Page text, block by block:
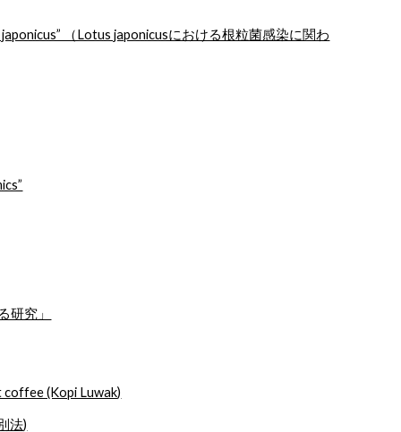
（Lotus japonicusにおける根粒菌感染に関わ
研究」
(Kopi Luwak)
法)